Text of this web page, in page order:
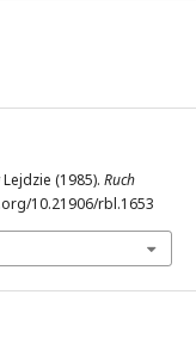
(1985). Ruch
10.21906/rbl.1653